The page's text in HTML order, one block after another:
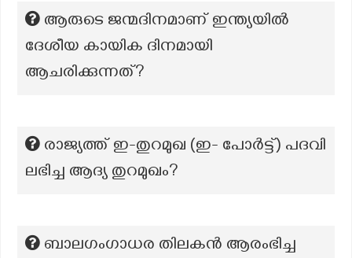
ആരുടെ ജന്മദിനമാണ് ഇന്ത്യയില്‍
ദേശീയ കായിക ദിനമായി
ആചരിക്കുന്നത്?
രാജ്യത്ത് ഇ-തുറമുഖ (ഇ- പോർട്ട്) പദവി
ലഭിച്ച ആദ്യ തുറമുഖം?
ബാലഗംഗാധര തിലകൻ ആരംഭിച്ച